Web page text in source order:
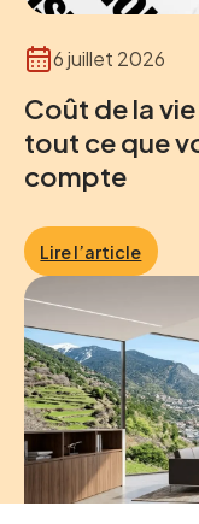
6 juillet 2026
Coût de la
tout ce que
compte
Lire l’article